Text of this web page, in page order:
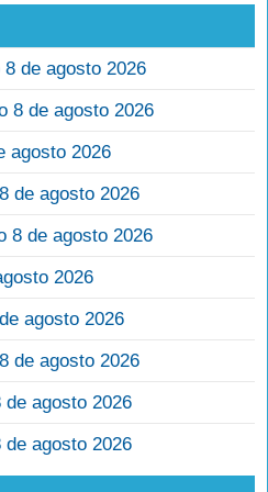
de agosto 2026
8 de agosto 2026
agosto 2026
de agosto 2026
8 de agosto 2026
2026
agosto 2026
de agosto 2026
agosto 2026
agosto 2026